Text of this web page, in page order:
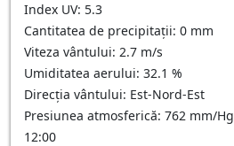
Index UV: 5.3
Cantitatea de precipitații: 0 mm
Viteza vântului: 2.7 m/s
Umiditatea aerului: 32.1 %
Direcția vântului: Est-Nord-Est
Presiunea atmosferică: 762 mm/Hg
12:00